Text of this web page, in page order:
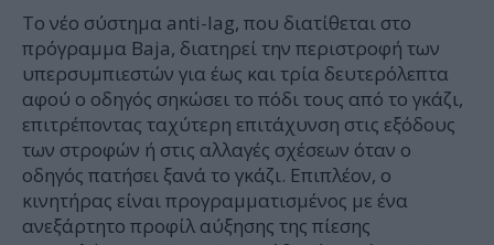
Το νέο σύστημα anti-lag, που διατίθεται στο
πρόγραμμα Baja, διατηρεί την περιστροφή των
υπερσυμπιεστών για έως και τρία δευτερόλεπτα
αφού ο οδηγός σηκώσει το πόδι τους από το γκάζι,
επιτρέποντας ταχύτερη επιτάχυνση στις εξόδους
των στροφών ή στις αλλαγές σχέσεων όταν ο
οδηγός πατήσει ξανά το γκάζι. Επιπλέον, ο
κινητήρας είναι προγραμματισμένος με ένα
ανεξάρτητο προφίλ αύξησης της πίεσης